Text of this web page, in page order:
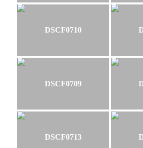
DSCF0710
DSCF0709
DSCF0713